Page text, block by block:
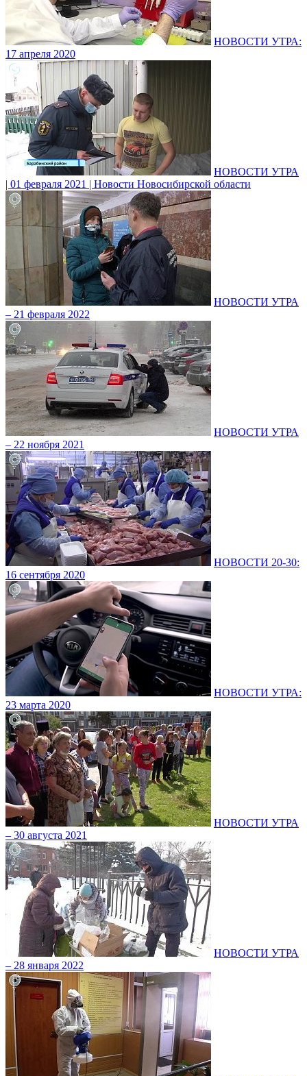
НОВОСТИ УТРА:
17 апреля 2020
НОВОСТИ УТРА
| 01 февраля 2021 | Новости Новосибирской области
НОВОСТИ УТРА
– 21 февраля 2022
НОВОСТИ УТРА
– 22 ноября 2021
НОВОСТИ 20-30:
16 сентября 2020
НОВОСТИ УТРА:
23 марта 2020
НОВОСТИ УТРА
– 30 августа 2021
НОВОСТИ УТРА
– 28 января 2022